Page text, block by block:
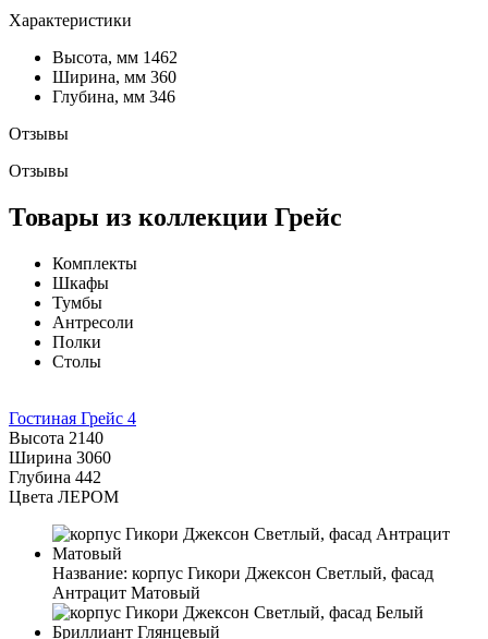
Характеристики
Высота, мм 1462
Ширина, мм 360
Глубина, мм 346
Отзывы
Отзывы
Товары из коллекции Грейс
Комплекты
Шкафы
Тумбы
Антресоли
Полки
Столы
Гостиная Грейс 4
Высота 2140
Ширина 3060
Глубина 442
Цвета ЛЕРОМ
Название: корпус Гикори Джексон Светлый, фасад
Антрацит Матовый